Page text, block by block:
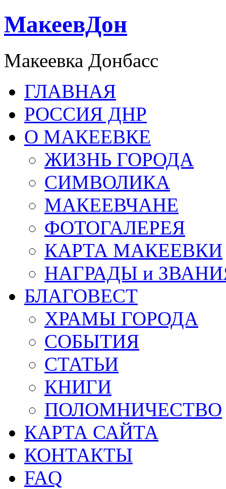
МакеевДон
Макеевка Донбасс
ГЛАВНАЯ
РОССИЯ ДНР
О МАКЕЕВКЕ
ЖИЗНЬ ГОРОДА
СИМВОЛИКА
МАКЕЕВЧАНЕ
ФОТОГАЛЕРЕЯ
КАРТА МАКЕЕВКИ
НАГРАДЫ и
БЛАГОВЕСТ
ХРАМЫ ГОРОДА
СОБЫТИЯ
СТАТЬИ
КНИГИ
ПОЛОМНИЧЕСТВО
КАРТА САЙТА
КОНТАКТЫ
FAQ